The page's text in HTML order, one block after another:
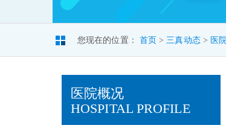
您现在的位置： 首页 >三真动态> 医
医院概况
HOSPITAL PROFILE